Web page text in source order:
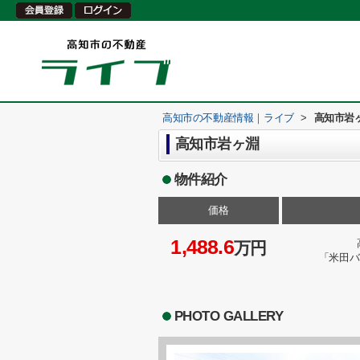
高知市の不動産情報｜ライブ > 高知市岩
高知市岩ヶ淵
物件紹介
価格
1,488.6万円
「米田
PHOTO GALLERY